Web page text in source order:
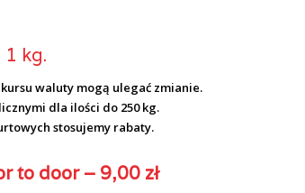
1 kg.
waluty mogą ulegać zmianie.
dla ilości do 250 kg.
stosujemy rabaty.
to door – 9,00 zł